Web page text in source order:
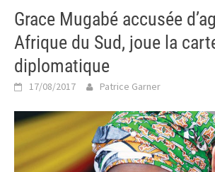
Grace Mugabé accusée
Afrique du Sud, joue la
diplomatique
17/08/2017 Patrice Garner